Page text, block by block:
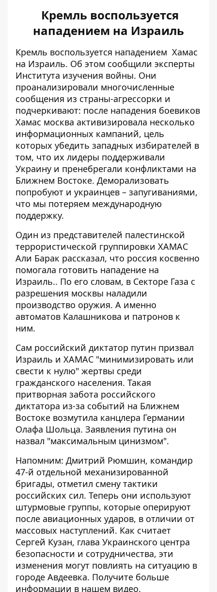
Кремль воспользуется
нападением на Израиль
Кремль воспользуется нападением Хамас
на Израиль. Об этом сообщили эксперты
Института изучения войны. Они
проанализировали многочисленные
сообщения из страны-агрессорки и
подчеркивают: после нападения боевиков
Хамас москва активизировала несколько
информационных кампаний, цель
которых убедить западных избирателей в
том, что их лидеры поддерживали
Украину и пренебрегали конфликтами на
Ближнем Востоке. Деморализовать
попробуют и украинцев – запугиваниями,
что мы потеряем международную
поддержку.
Один из представителей палестинской
террористической группировки ХАМАС
Али Барак рассказал, что россия косвенно
помогала готовить нападение на
Израиль.. По его словам, в Секторе Газа с
разрешения москвы наладили
производство оружия. А именно
автоматов Калашникова и патронов к
ним.
Сам российский диктатор путин призвал
Израиль и ХАМАС "минимизировать или
свести к нулю" жертвы среди
гражданского населения. Такая
притворная забота российского
диктатора из-за событий на Ближнем
Востоке возмутила канцлера Германии
Олафа Шольца. Заявления путина он
назвал "максимальным цинизмом".
Напомним: Дмитрий Рюмшин, командир
47-й отдельной механизированной
бригады, отметил смену тактики
российских сил. Теперь они используют
штурмовые группы, которые оперируют
после авиационных ударов, в отличии от
массовых наступлений. Как считает
Сергей Кузан, глава Украинского центра
безопасности и сотрудничества, эти
изменения могут повлиять на ситуацию в
городе Авдеевка. Получите больше
информации в нашем видео.